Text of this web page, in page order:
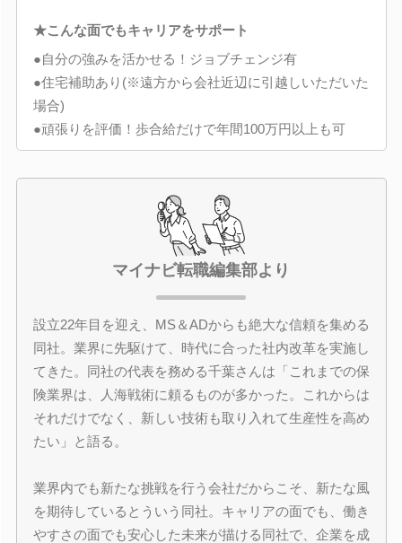
★こんな面でもキャリアをサポート
●自分の強みを活かせる！ジョブチェンジ有
●住宅補助あり(※遠方から会社近辺に引越しいただいた
場合)
●頑張りを評価！歩合給だけで年間100万円以上も可
マイナビ転職編集部より
設立22年目を迎え、MS＆ADからも絶大な信頼を集める
同社。業界に先駆けて、時代に合った社内改革を実施し
てきた。同社の代表を務める千葉さんは「これまでの保
険業界は、人海戦術に頼るものが多かった。これからは
それだけでなく、新しい技術も取り入れて生産性を高め
たい」と語る。
業界内でも新たな挑戦を行う会社だからこそ、新たな風
を期待しているとういう同社。キャリアの面でも、働き
やすさの面でも安心した未来が描ける同社で、企業を成